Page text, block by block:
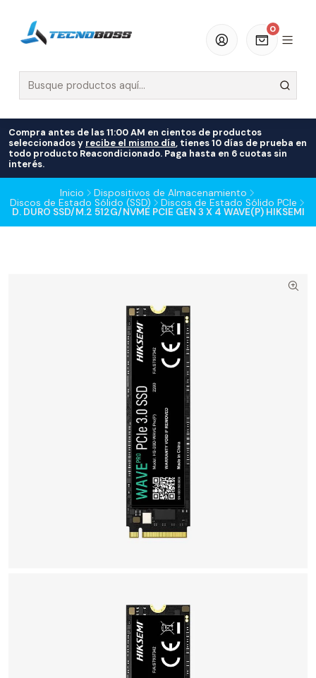
0
Compra antes de las 11:00 AM en cientos de productos
seleccionados y recibe el mismo día, tienes 10 días de prueba en
todo producto Reacondicionado. Paga hasta en 6 cuotas sin
interés.
Inicio
Dispositivos de Almacenamiento
Discos de Estado Sólido (SSD)
Discos de Estado Sólido PCIe
D. DURO SSD/M.2 512G/NVME PCIE GEN 3 X 4 WAVE(P) HIKSEMI